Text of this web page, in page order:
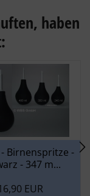
haben
Birnenspritze -
- 347 m...
EUR